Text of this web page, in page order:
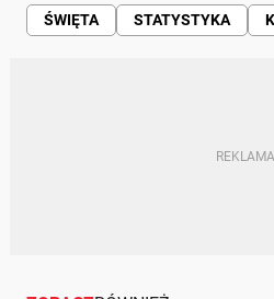
ŚWIĘTA STATYSTYKA